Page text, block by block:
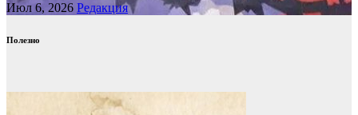
Июл 6, 2026 Редакция
Полезно